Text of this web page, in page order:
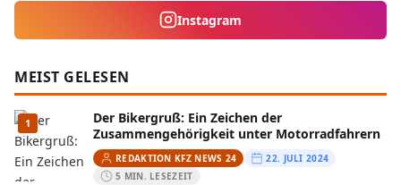
Instagram
MEIST GELESEN
1
Der Bikergruß: Ein Zeichen der
Zusammengehörigkeit unter Motorradfahrern
REDAKTION KFZ NEWS 24
22. JULI 2024
5 MIN. LESEZEIT